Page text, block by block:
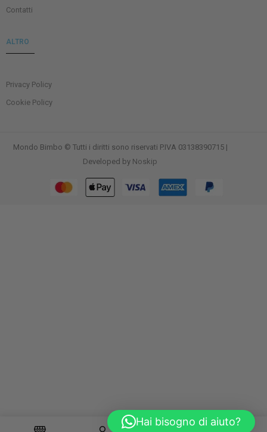
Contatti
ALTRO
Privacy Policy
Cookie Policy
Mondo Bimbo © Tutti i diritti sono riservati P.IVA 03138390715 |
Developed by Noskip
Hai bisogno di aiuto?